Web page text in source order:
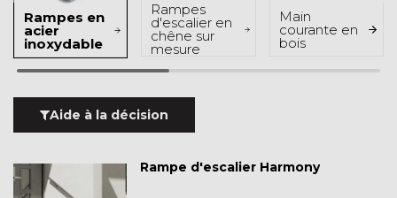
Rampes
d'escalier en
chêne sur
mesure
Main
courante en
bois
Rampes en
acier
inoxydable
Aide à la décision
Rampe d'escalier Harmony